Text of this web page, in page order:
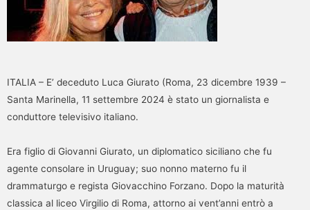
ITALIA – E’ deceduto Luca Giurato (Roma, 23 dicembre 1939 –
Santa Marinella, 11 settembre 2024 è stato un giornalista e
conduttore televisivo italiano.
Era figlio di Giovanni Giurato, un diplomatico siciliano che fu
agente consolare in Uruguay; suo nonno materno fu il
drammaturgo e regista Giovacchino Forzano. Dopo la maturità
classica al liceo Virgilio di Roma, attorno ai vent’anni entrò a